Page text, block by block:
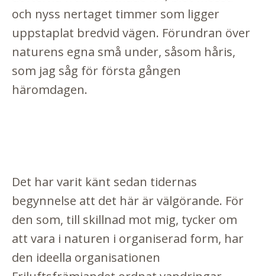
och nyss nertaget timmer som ligger
uppstaplat bredvid vägen. Förundran över
naturens egna små under, såsom håris,
som jag såg för första gången
häromdagen.
Det har varit känt sedan tidernas
begynnelse att det här är välgörande. För
den som, till skillnad mot mig, tycker om
att vara i naturen i organiserad form, har
den ideella organisationen